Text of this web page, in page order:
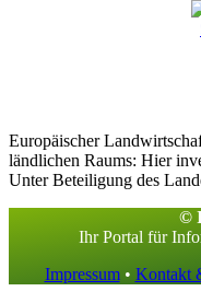
Europäischer
ländlichen Raums: Hier
Unter Beteiligung des
©
Ihr Portal für
Impressum• Kontakt